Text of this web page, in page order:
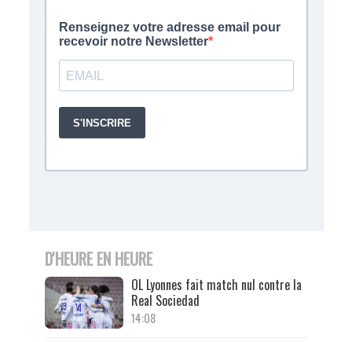
D'HEURE EN HEURE
OL Lyonnes fait match nul contre la
Real Sociedad
14:08